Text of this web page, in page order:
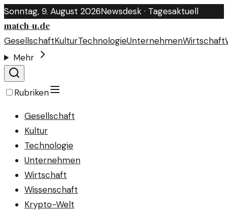
Sonntag, 9. August 2026Newsdesk · Tagesaktuell
match-u.de
GesellschaftKulturTechnologieUnternehmenWirtschaft
Mehr
Rubriken
Gesellschaft
Kultur
Technologie
Unternehmen
Wirtschaft
Wissenschaft
Krypto-Welt